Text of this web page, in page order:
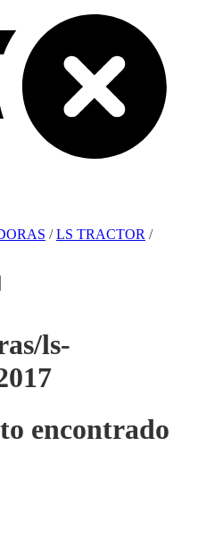
/LS TRACTOR /
ls-
encontrado